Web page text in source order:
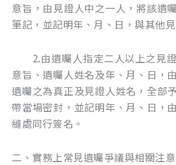
意旨，由見證人中之一人，將該遺
筆記，並記明年、月、日，與其他
2.由遺囑人指定二人以上之見
意旨、遺囑人姓名及年、月、日，
遺囑之為真正及見證人姓名，全部
帶當場密封，並記明年、月、日，
縫處同行簽名。
二、實務上常見遺囑爭議與相關注